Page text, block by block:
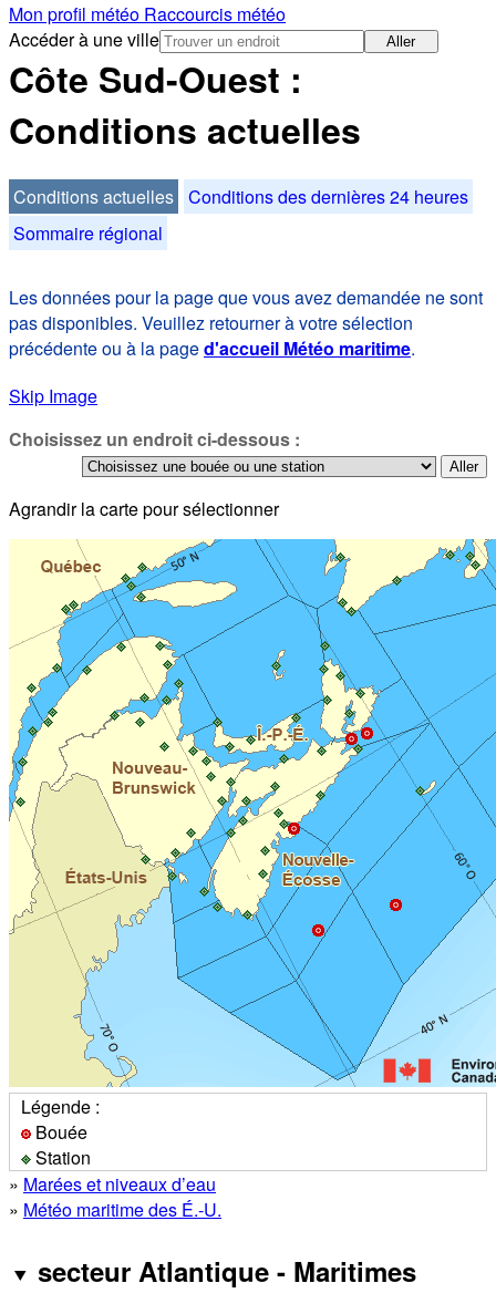
Mon profil météo Raccourcis météo
Accéder à une ville
Aller
Côte Sud-Ouest :
Conditions actuelles
Conditions actuelles Conditions des dernières 24 heures
Sommaire régional
Les données pour la page que vous avez demandée ne sont
pas disponibles. Veuillez retourner à votre sélection
précédente ou à la paged'accueil Météo maritime.
Skip Image
Choisissez un endroit ci-dessous :
Agrandir la carte pour sélectionner
Légende :
Bouée
Station
» Marées et niveaux d’eau
» Météo maritime des É.-U.
secteur Atlantique - Maritimes